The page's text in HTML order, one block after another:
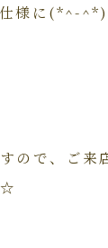
仕様に(*^-^*)
ので、ご来
☆